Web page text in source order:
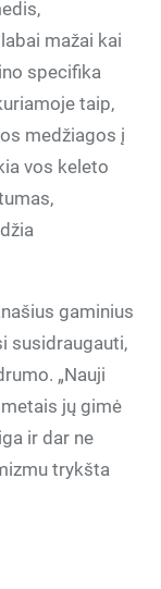
mažai kai
specifika
taip,
medžiagos į
vos keleto
gaminius
susidraugauti,
„Nauji
jų gimė
ir dar ne
trykšta